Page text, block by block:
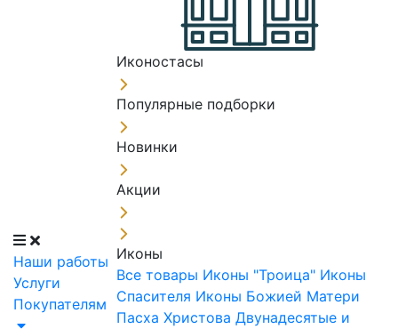
Наши работы
Услуги
Покупателям
Иконостасы
Популярные подборки
Новинки
Акции
Иконы
Все товары Иконы "Троица" Иконы
Спасителя Иконы Божией Матери
Пасха Христова Двунадесятые и